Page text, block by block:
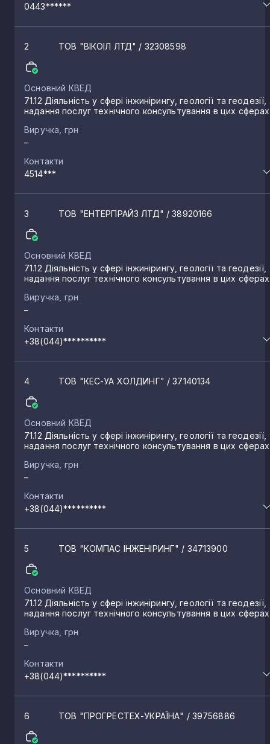
0443******
2 ТОВ "ВІКОІЛ ЛТД" / 32308598
Основний КВЕД
71.12 Діяльність у сфері інжинірингу, геології та геодезії,
надання послуг технічного консультування в цих сферах
Виручка, грн
–
Контакти
4514***
3 ТОВ "ЕНТЕРПРАЙЗ ЛТД" / 38920166
Основний КВЕД
71.12 Діяльність у сфері інжинірингу, геології та геодезії,
надання послуг технічного консультування в цих сферах
Виручка, грн
–
Контакти
+38(044)**********
4 ТОВ "КЕС-УА ХОЛДИНГ" / 37140134
Основний КВЕД
71.12 Діяльність у сфері інжинірингу, геології та геодезії,
надання послуг технічного консультування в цих сферах
Виручка, грн
–
Контакти
+38(044)**********
5 ТОВ "КОМПАС ІНЖЕНІРИНГ" / 34713900
Основний КВЕД
71.12 Діяльність у сфері інжинірингу, геології та геодезії,
надання послуг технічного консультування в цих сферах
Виручка, грн
–
Контакти
+38(044)**********
6 ТОВ "ПРОГРЕСТЕХ-УКРАЇНА" / 39756886